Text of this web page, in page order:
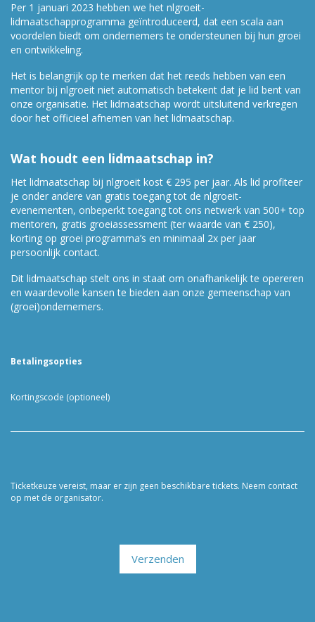
Per 1 januari 2023 hebben we het nlgroeit-
lidmaatschapprogramma geïntroduceerd, dat een scala aan
voordelen biedt om ondernemers te ondersteunen bij hun groei
en ontwikkeling.
Het is belangrijk op te merken dat het reeds hebben van een
mentor bij nlgroeit niet automatisch betekent dat je lid bent van
onze organisatie. Het lidmaatschap wordt uitsluitend verkregen
door het officieel afnemen van het lidmaatschap.
Wat houdt een lidmaatschap in?
Het lidmaatschap bij nlgroeit kost € 295 per jaar. Als lid profiteer
je onder andere van gratis toegang tot de nlgroeit-
evenementen, onbeperkt toegang tot ons netwerk van 500+ top
mentoren, gratis groeiassessment (ter waarde van € 250),
korting op groei programma’s en minimaal 2x per jaar
persoonlijk contact.
Dit lidmaatschap stelt ons in staat om onafhankelijk te opereren
en waardevolle kansen te bieden aan onze gemeenschap van
(groei)ondernemers.
Betalingsopties
Kortingscode (optioneel)
Ticketkeuze vereist, maar er zijn geen beschikbare tickets. Neem contact
op met de organisator.
Verzenden